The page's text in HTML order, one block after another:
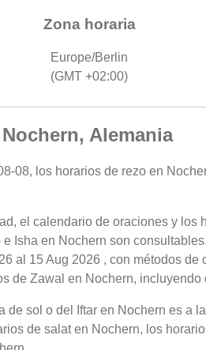
Zona horaria
Europe/Berlin
(GMT +02:00)
Alemania
08, los horarios de rezo en
el calendario de oraciones y los
e Isha en Nochern son
al 15 Aug 2026 , con métodos
de Zawal en Nochern,
de sol o del Iftar en Nochern es a
de salat en Nochern, los